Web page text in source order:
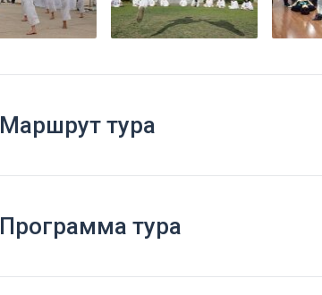
Маршрут тура
Программа тура